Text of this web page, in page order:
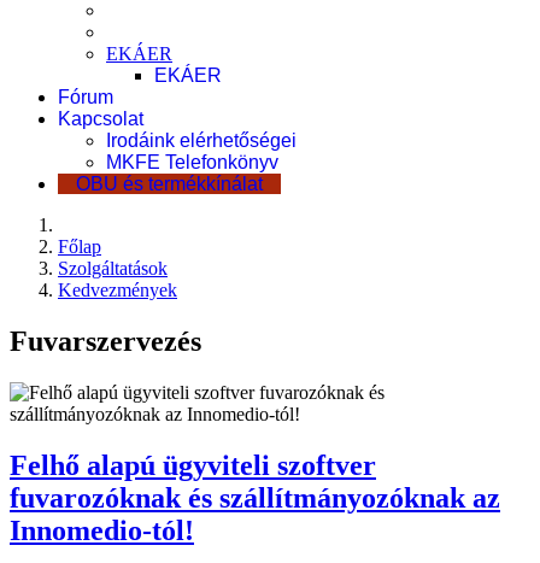
EKÁER
EKÁER
Fórum
Kapcsolat
Irodáink elérhetőségei
MKFE Telefonkönyv
OBU és termékkínálat
Főlap
Szolgáltatások
Kedvezmények
Fuvarszervezés
Felhő alapú ügyviteli szoftver
fuvarozóknak és szállítmányozóknak az
Innomedio-tól!